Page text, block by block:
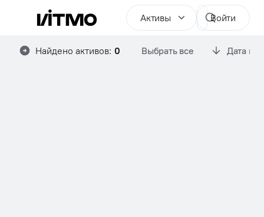
Активы Войти
Найдено активов: 0 Выбрать все Дата